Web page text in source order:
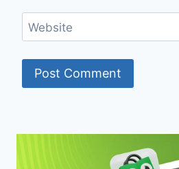
Website